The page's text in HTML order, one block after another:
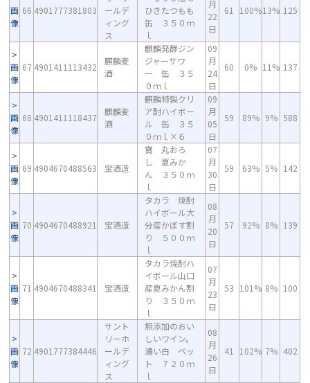
画
像
66 4901777381803
ールデ
ィング
ス
ひきたつもも
缶 ３５０ｍ
ｌ
月
22
日
61 100%13% 125
画
像
67 4901411113432
麒麟麦
酒
麒麟発酵ジン
ジャーサワ
ー 缶 ３５
０ｍｌ
09
月
24
日
60 0% 11% 137
画
像
68 4901411118437
麒麟麦
酒
麒麟特製クリ
ア酎ハイボー
ル 缶 ３５
０ｍｌ×６
09
月
05
日
59 89% 9% 588
画
像
69 4904670488563 宝酒造
寶 丸おろ
し 夏みか
ん ３５０ｍ
ｌ
07
月
30
日
59 63% 5% 142
画
像
70 4904670488921 宝酒造
タカラ 焼酎
ハイボール大
分産かぼす割
り ５００ｍ
ｌ
08
月
20
日
57 92% 8% 139
画
像
71 4904670488341 宝酒造
タカラ焼酎ハ
イボール山口
産夏みかん割
り ３５０ｍ
ｌ
07
月
23
日
53 101% 8% 100
画
像
72 4901777384446
サント
リーホ
ールデ
ィング
ス
無添加のおい
しいワイン。
濃い白 ペッ
ト ７２０ｍ
ｌ
08
月
26
日
41 102% 7% 402